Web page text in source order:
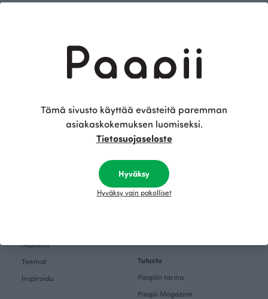
tarinaamme
Ostoksille
Mallistot
Teemat
Inspiroidu
Palautukset ja vaihto
Tietosuojaseloste
Saavutettavuusseloste
Seuraa somessa
Facebook
Tutustu
Paapiin tarina
Paapii Magazine
Tämä sivusto käyttää evästeitä paremman
asiakaskokemuksen luomiseksi.
Tietosuojaseloste
Hyväksy
Hyväksy vain pakolliset